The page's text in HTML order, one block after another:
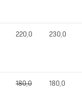
220,0 230,0
180,0 180,0